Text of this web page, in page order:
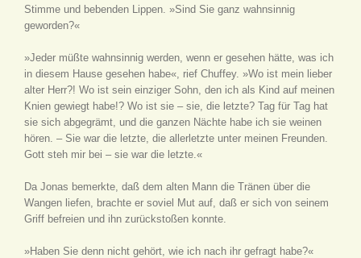
Stimme und bebenden Lippen. »Sind Sie ganz wahnsinnig
geworden?«
»Jeder müßte wahnsinnig werden, wenn er gesehen hätte, was ich
in diesem Hause gesehen habe«, rief Chuffey. »Wo ist mein lieber
alter Herr?! Wo ist sein einziger Sohn, den ich als Kind auf meinen
Knien gewiegt habe!? Wo ist sie – sie, die letzte? Tag für Tag hat
sie sich abgegrämt, und die ganzen Nächte habe ich sie weinen
hören. – Sie war die letzte, die allerletzte unter meinen Freunden.
Gott steh mir bei – sie war die letzte.«
Da Jonas bemerkte, daß dem alten Mann die Tränen über die
Wangen liefen, brachte er soviel Mut auf, daß er sich von seinem
Griff befreien und ihn zurückstoßen konnte.
»Haben Sie denn nicht gehört, wie ich nach ihr gefragt habe?«